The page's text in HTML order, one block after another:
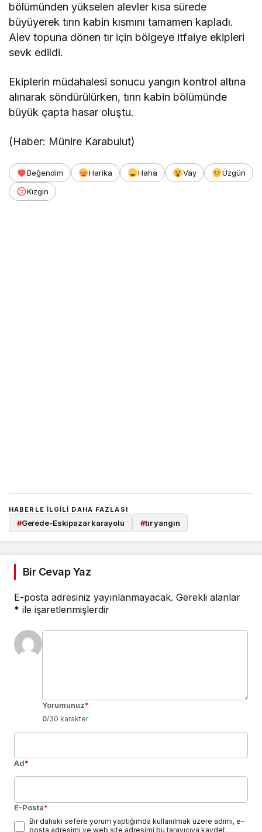
bölümünden yükselen alevler kısa sürede
büyüyerek tırın kabin kısmını tamamen kapladı.
Alev topuna dönen tır için bölgeye itfaiye ekipleri
sevk edildi.
Ekiplerin müdahalesi sonucu yangın kontrol altına
alınarak söndürülürken, tırın kabin bölümünde
büyük çapta hasar oluştu.
(Haber: Münire Karabulut)
Beğendim Harika Haha Vay
Üzgün
Kızgın
HABERLE ILGILI DAHA FAZLASI
#Gerede-Eskipazar karayolu #tır yangın
Bir Cevap Yaz
E-posta adresiniz yayınlanmayacak. Gerekli alanlar
* ile işaretlenmişlerdir
Yorumunuz*
0/30 karakter
Ad*
E-Posta*
Bir dahaki sefere yorum yaptığımda kullanılmak üzere adımı, e-
posta adresimi ve web site adresimi bu tarayıcıya kaydet.